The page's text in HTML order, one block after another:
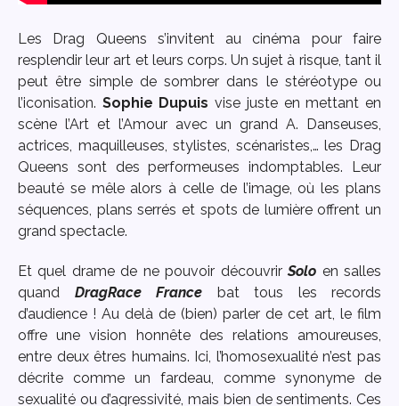
Les Drag Queens s’invitent au cinéma pour faire
resplendir leur art et leurs corps. Un sujet à risque, tant il
peut être simple de sombrer dans le stéréotype ou
l’iconisation. Sophie Dupuis vise juste en mettant en
scène l’Art et l’Amour avec un grand A. Danseuses,
actrices, maquilleuses, stylistes, scénaristes,… les Drag
Queens sont des performeuses indomptables. Leur
beauté se mêle alors à celle de l’image, où les plans
séquences, plans serrés et spots de lumière offrent un
grand spectacle.
Et quel drame de ne pouvoir découvrirSolo en salles
quand DragRace France
bat tous les records
d’audience ! Au delà de (bien) parler de cet art, le film
offre une vision honnête des relations amoureuses,
entre deux êtres humains. Ici, l’homosexualité n’est pas
décrite comme un fardeau, comme synonyme de
sexualité ou d’agressivité, mais bien de sentiments. Ces